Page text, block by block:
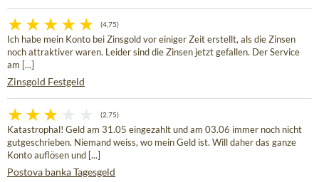
(4,75)
Ich habe mein Konto bei Zinsgold vor einiger Zeit erstellt, als die Zinsen
noch attraktiver waren. Leider sind die Zinsen jetzt gefallen. Der Service
am [...]
Zinsgold Festgeld
(2,75)
Katastrophal! Geld am 31.05 eingezahlt und am 03.06 immer noch nicht
gutgeschrieben. Niemand weiss, wo mein Geld ist. Will daher das ganze
Konto auflösen und [...]
Postova banka Tagesgeld